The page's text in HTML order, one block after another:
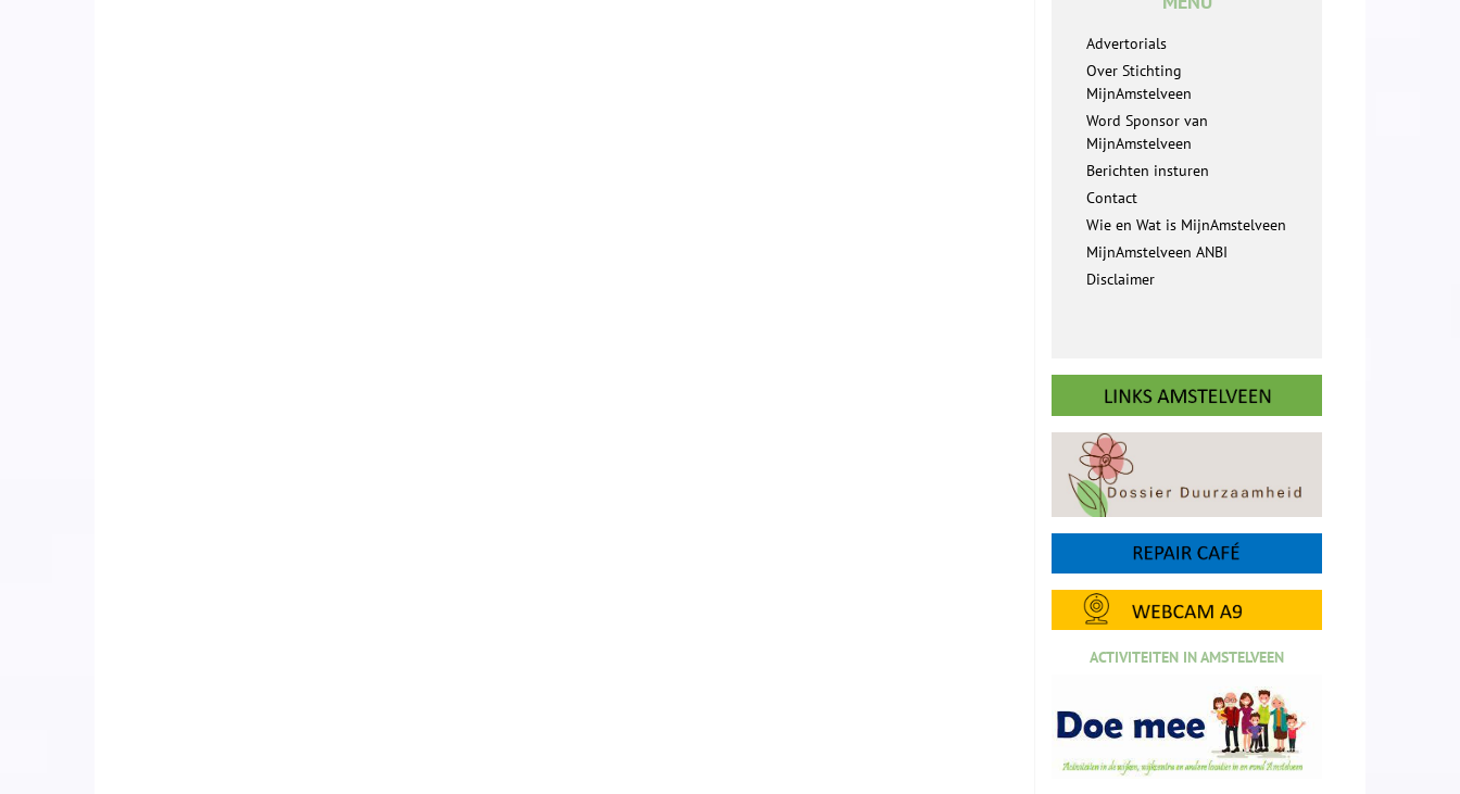
Advertorials
Over Stichting
MijnAmstelveen
Word Sponsor van
MijnAmstelveen
Berichten insturen
Contact
Wie en Wat is MijnAmstelveen
MijnAmstelveen ANBI
Disclaimer
ACTIVITEITEN IN AMSTELVEEN